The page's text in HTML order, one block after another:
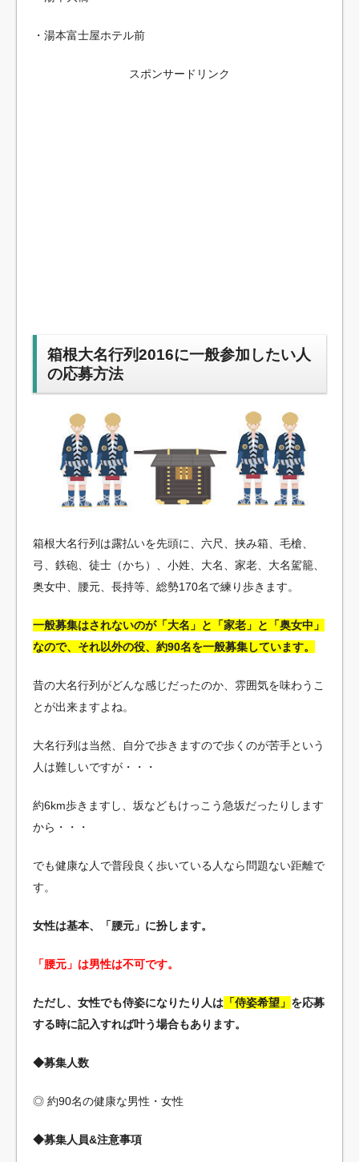
・湯本富士屋ホテル前
スポンサードリンク
箱根大名行列2016に一般参加したい人
の応募方法
箱根大名行列は露払いを先頭に、六尺、挟み箱、毛槍、
弓、鉄砲、徒士（かち）、小姓、大名、家老、大名駕籠、
奥女中、腰元、長持等、総勢170名で練り歩きます。
一般募集はされないのが「大名」と「家老」と「奥女中」
なので、それ以外の役、約90名を一般募集しています。
昔の大名行列がどんな感じだったのか、雰囲気を味わうこ
とが出来ますよね。
大名行列は当然、自分で歩きますので歩くのが苦手という
人は難しいですが・・・
約6km歩きますし、坂などもけっこう急坂だったりします
から・・・
でも健康な人で普段良く歩いている人なら問題ない距離で
す。
女性は基本、「腰元」に扮します。
「腰元」は男性は不可です。
ただし、女性でも侍姿になりたり人は 「侍姿希望」 を応募
する時に記入すれば叶う場合もあります。
◆募集人数
◎ 約90名の健康な男性・女性
◆募集人員&注意事項